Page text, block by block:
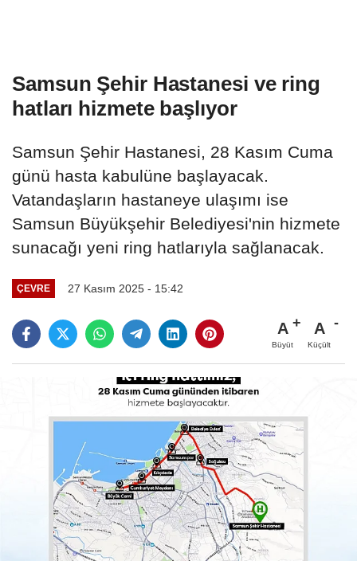
Samsun Şehir Hastanesi ve ring
hatları hizmete başlıyor
Samsun Şehir Hastanesi, 28 Kasım Cuma
günü hasta kabulüne başlayacak.
Vatandaşların hastaneye ulaşımı ise
Samsun Büyükşehir Belediyesi'nin hizmete
sunacağı yeni ring hatlarıyla sağlanacak.
ÇEVRE 27 Kasım 2025 - 15:42
A
Büyüt
A
Küçült